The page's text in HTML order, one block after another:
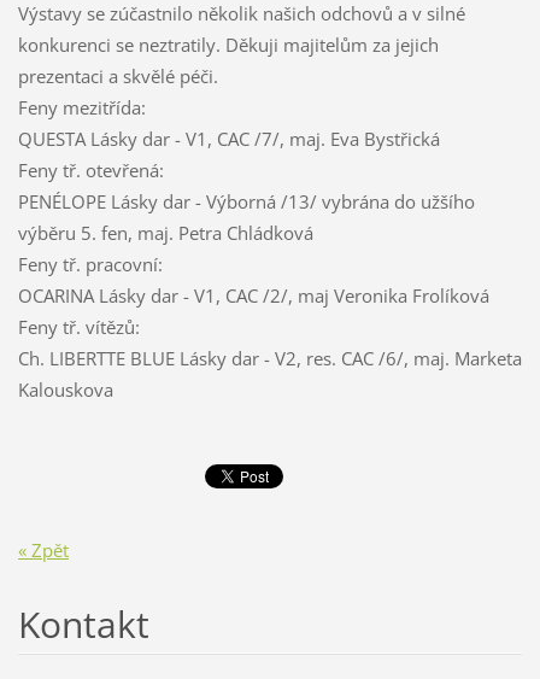
Výstavy se zúčastnilo několik našich odchovů a v silné
konkurenci se neztratily. Děkuji majitelům za jejich
prezentaci a skvělé péči.
Feny mezitřída:
QUESTA Lásky dar - V1, CAC /7/, maj. Eva Bystřická
Feny tř. otevřená:
PENÉLOPE Lásky dar - Výborná /13/ vybrána do užšího
výběru 5. fen, maj. Petra Chládková
Feny tř. pracovní:
OCARINA Lásky dar - V1, CAC /2/, maj Veronika Frolíková
Feny tř. vítězů:
Ch. LIBERTTE BLUE Lásky dar - V2, res. CAC /6/, maj. Marketa
Kalouskova
« Zpět
Kontakt